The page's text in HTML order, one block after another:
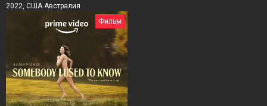
2022, США Австралия
Фильм